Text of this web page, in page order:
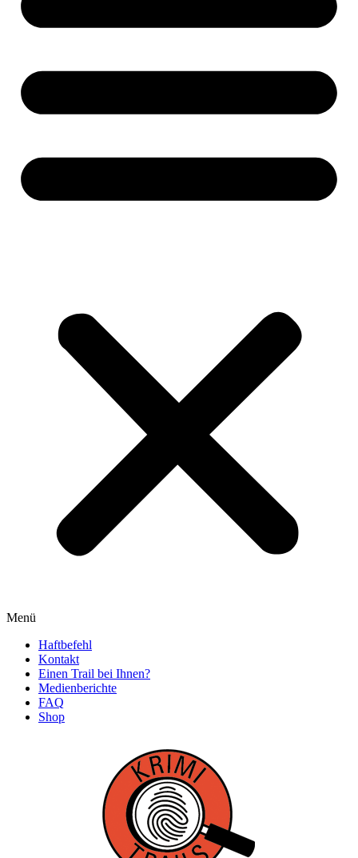
Menü
Haftbefehl
Kontakt
Einen Trail bei Ihnen?
Medienberichte
FAQ
Shop